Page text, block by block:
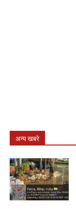
अन्य खबरे